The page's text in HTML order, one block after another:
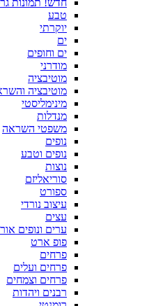
טבע
יוקרתי
ים
ים וחופים
מודרני
מוטיבציה
מוטיבציה
מינימליסטי
מנדלות
משפטי השראה
נופים
נופים וטבע
נוצות
סוריאליזם
ספורט
עיצוב נורדי
עצים
ערים ונופים
פופ ארט
פרחים
פרחים ועלים
פרחים וצמחים
רבנים ויהדות